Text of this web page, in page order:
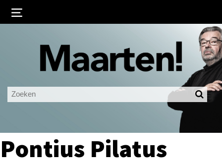
Ingelogd blijven
LOGIN
Pontius Pilatus